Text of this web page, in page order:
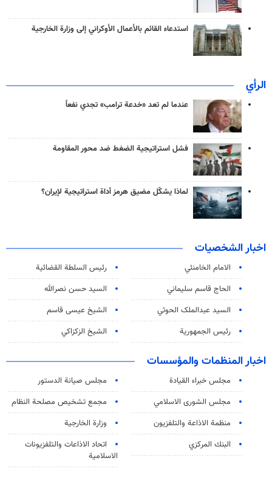
استدعاء القائم بالأعمال الأوكراني إلى وزارة الخارجية
الرأي
عندما لم تعد «خدعة ترامب» تجدي نفعاً
فشل استراتيجية الضغط ضد محور المقاومة
لماذا يشكّل مضيق هرمز أداة استراتيجية لإيران؟
اخبار الشخصيات
الامام الخامنئي
رئیس السلطة القضائیة
الحاج قاسم سليماني
السيد حسن نصرالله
السید عبدالملک الحوثي
الشيخ عيسى قاسم
رئيس الجمهورية
الشيخ الزكزاكي
اخبار المنظمات والمؤسسات
مجلس خبراء القيادة
مجلس صيانة الدستور
مجلس الشورى الاسلامي
مجمع تشخيص مصلحة النظام
منظمة الاذاعة والتلفزیون
وزارة الخارجية
البنك المركزي
اتحاد الاذاعات والتلفزيونات
الاسلامية